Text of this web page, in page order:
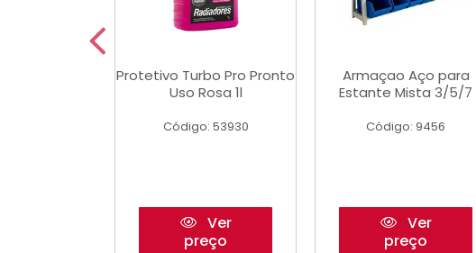
Protetivo Turbo Pro Pronto
Uso Rosa 1l
Código: 53930
Ver
preço
Armaçao Aço para
Estante Mista 3/5/7
Código: 9456
Ver
preço